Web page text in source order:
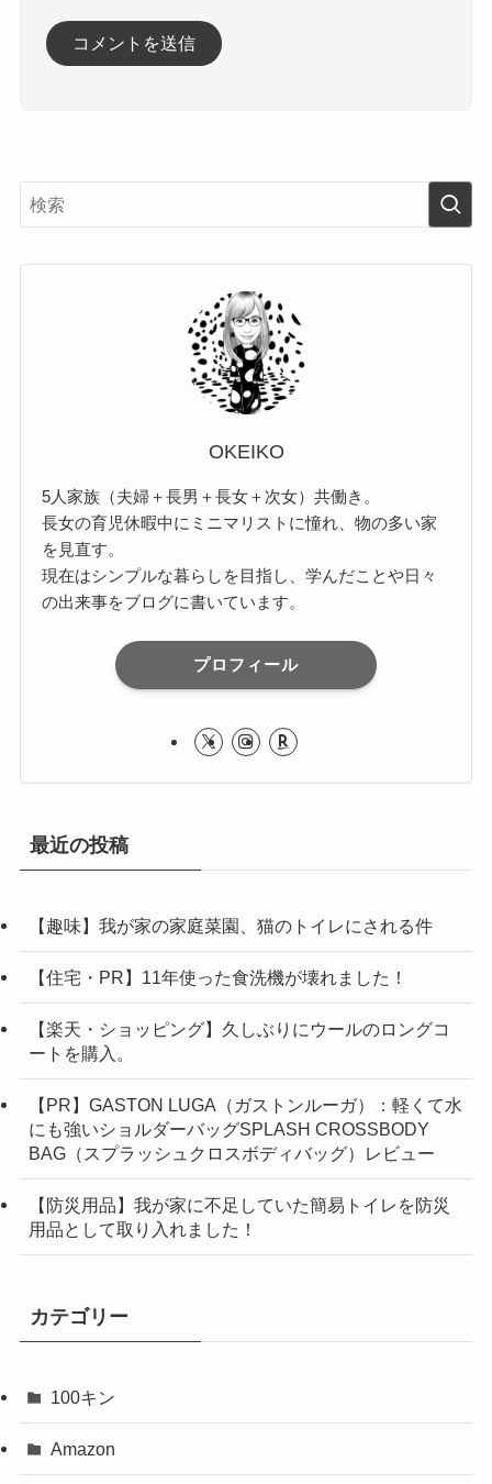
OKEIKO
5人家族（夫婦＋長男＋長女＋次女）共働き。
長女の育児休暇中にミニマリストに憧れ、物の多い家
を見直す。
現在はシンプルな暮らしを目指し、学んだことや日々
の出来事をブログに書いています。
プロフィール
最近の投稿
【趣味】我が家の家庭菜園、猫のトイレにされる件
【住宅・PR】11年使った食洗機が壊れました！
【楽天・ショッピング】久しぶりにウールのロングコ
ートを購入。
【PR】GASTON LUGA（ガストンルーガ）：軽くて水
にも強いショルダーバッグSPLASH CROSSBODY
BAG（スプラッシュクロスボディバッグ）レビュー
【防災用品】我が家に不足していた簡易トイレを防災
用品として取り入れました！
カテゴリー
100キン
Amazon